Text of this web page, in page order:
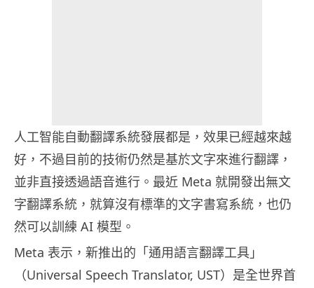
人工智能自動翻譯系統發展都是，效果已經越來越
好，不過目前的技術仍然是基於文字來進行翻譯，
並非直接透過語音進行。最近 Meta 就開發出無文
字翻譯系統，就算沒有標準的文字書寫系統，也仍
然可以訓練 AI 模型。
Meta 表示，新推出的「通用語言翻譯工具」
（Universal Speech Translator, UST）是全世界首